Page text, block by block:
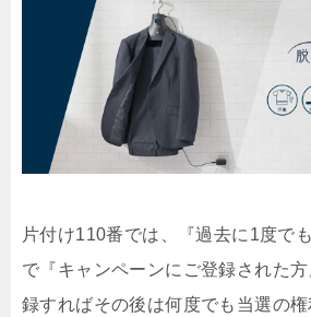
片付け110番では、『過去に1度で
で『キャンペーンにご登録された
録すればその後は何度でも当選の